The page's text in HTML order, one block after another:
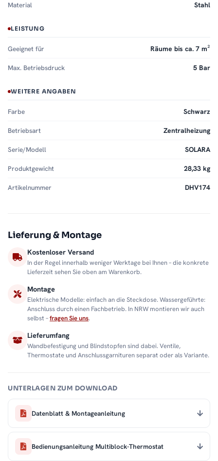
Material Stahl
LEISTUNG
Geeignet für Räume bis ca. 7 m²
Max. Betriebsdruck 5 Bar
WEITERE ANGABEN
Farbe Schwarz
Betriebsart Zentralheizung
Serie/Modell SOLARA
Produktgewicht 28,33 kg
Artikelnummer DHV174
Lieferung & Montage
Kostenloser Versand
In der Regel innerhalb weniger Werktage bei Ihnen – die konkrete
Lieferzeit sehen Sie oben am Warenkorb.
Montage
Elektrische Modelle: einfach an die Steckdose. Wassergeführte:
Anschluss durch einen Fachbetrieb. In NRW montieren wir auch
selbst –fragen Sie uns.
Lieferumfang
Wandbefestigung und Blindstopfen sind dabei. Ventile,
Thermostate und Anschlussgarnituren separat oder als Variante.
UNTERLAGEN ZUM DOWNLOAD
Datenblatt & Montageanleitung
Bedienungsanleitung Multiblock-Thermostat